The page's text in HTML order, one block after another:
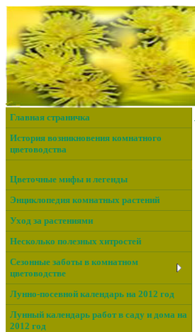
Главная страничка
История возникновения комнатного
цветоводства
Цветочные мифы и легенды
Энциклопедия комнатных растений
Уход за растениями
Несколько полезных хитростей
Сезонные заботы в комнатном
цветоводстве
Лунно-посевной календарь на 2012 год
Лунный календарь работ в саду и дома на
2012 год